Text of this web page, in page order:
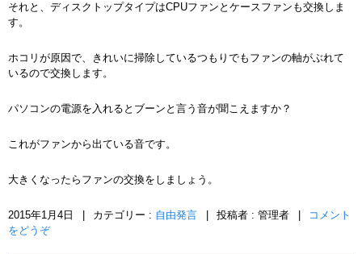
それと、ディスクトップタイプはCPUファンとケースファンも交換しま
す。
ホコリが原因で、きれいに掃除しているつもりでもファンの軸がぶれて
いるので交換します。
パソコンの電源を入れるとブーンと言う音が聞こえますか？
これがファンから出ている音です。
大きくなったらファンの交換をしましょう。
2015年1月4日 カテゴリー : 自由発言 投稿者 : 管理者
コメント
をどうぞ